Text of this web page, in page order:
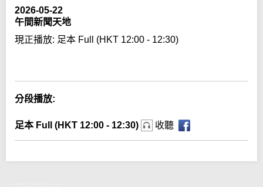
2026-05-22
午間新聞天地
現正播放: 足本 Full (HKT 12:00 - 12:30)
分段播放:
足本 Full (HKT 12:00 - 12:30) 收聽